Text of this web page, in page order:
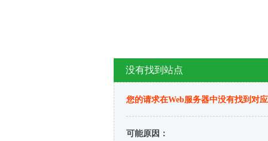
没有找到站点
您的请求在Web服务器中没有找到对
可能原因：